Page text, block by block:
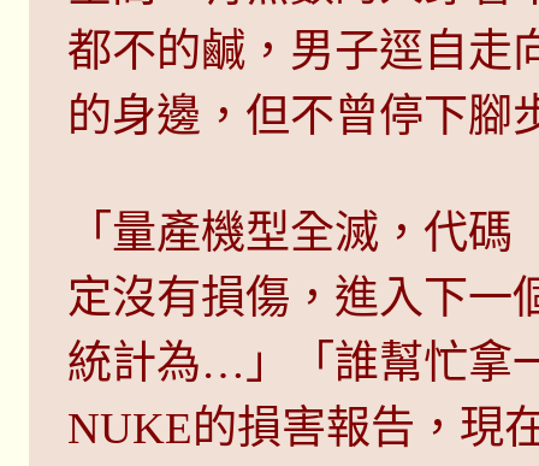
都不的鹹，男子逕自走
的身邊，但不曾停下腳
「量產機型全滅，代
定沒有損傷，進入下
統計為…」「誰幫忙拿
NUKE的損害報告，現